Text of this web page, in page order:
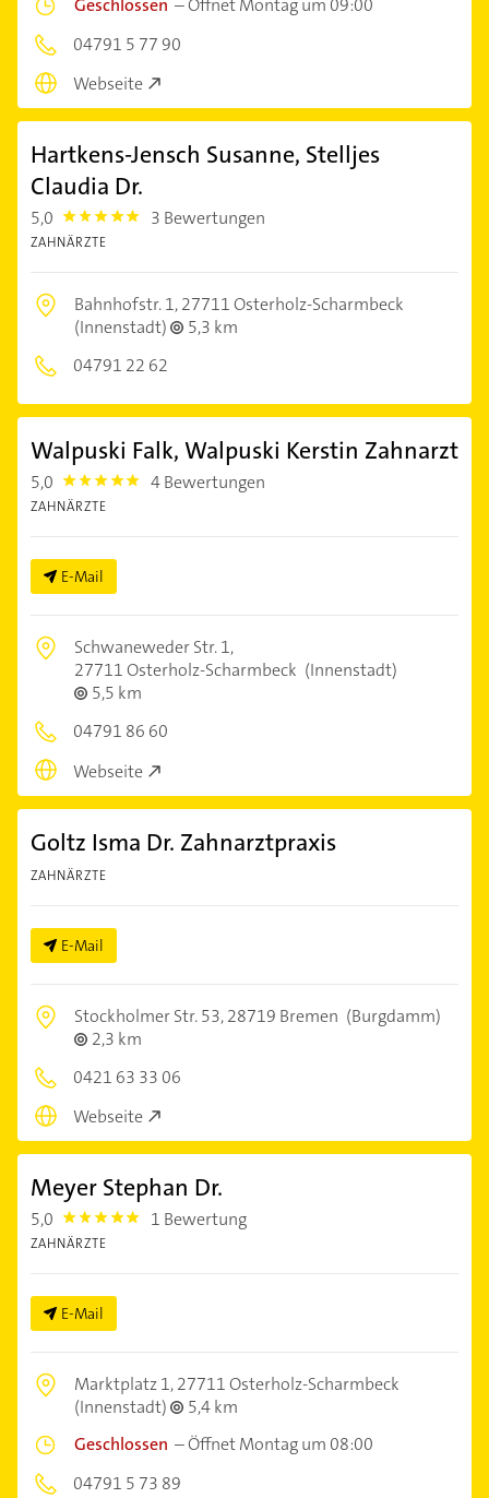
Geschlossen –Öffnet Montag um 09:00
04791 5 77 90
Webseite
Hartkens-Jensch Susanne, Stelljes
Claudia Dr.
5,0 5.0 3 Bewertungen
ZAHNÄRZTE
Bahnhofstr. 1,27711 Osterholz-Scharmbeck
(Innenstadt)
5,3 km
04791 22 62
Walpuski Falk, Walpuski Kerstin Zahnarzt
5,0 5.0 4 Bewertungen
ZAHNÄRZTE
E-Mail
Schwaneweder Str. 1,
27711 Osterholz-Scharmbeck (Innenstadt)
5,5 km
04791 86 60
Webseite
Goltz Isma Dr. Zahnarztpraxis
ZAHNÄRZTE
E-Mail
Stockholmer Str. 53,28719 Bremen (Burgdamm)
2,3 km
0421 63 33 06
Webseite
Meyer Stephan Dr.
5,0 5.0 1 Bewertung
ZAHNÄRZTE
E-Mail
Marktplatz 1,27711 Osterholz-Scharmbeck
(Innenstadt)
5,4 km
Geschlossen –Öffnet Montag um 08:00
04791 5 73 89